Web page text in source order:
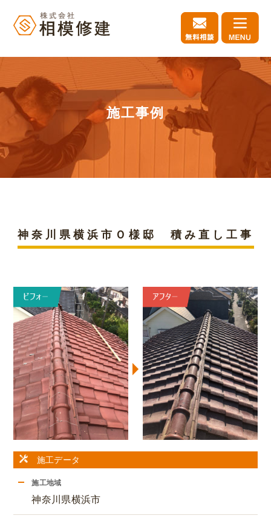
施工事例
神奈川県横浜市Ｏ様邸 積み直し工事
施工データ
施工地域
神奈川県横浜市